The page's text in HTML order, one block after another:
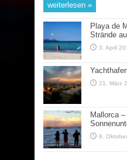
weiterlesen »
Playa de
Strände
3. April
21. März
Mallorca
8.